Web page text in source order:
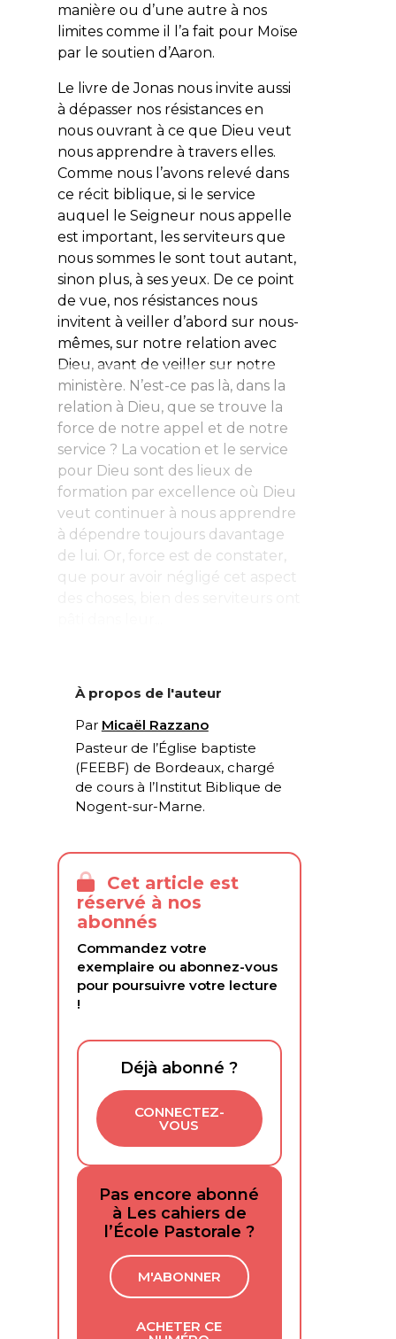
manière ou d’une autre à nos
limites comme il l’a fait pour Moïse
par le soutien d’Aaron.
Le livre de Jonas nous invite aussi
à dépasser nos résistances en
nous ouvrant à ce que Dieu veut
nous apprendre à travers elles.
Comme nous l’avons relevé dans
ce récit biblique, si le service
auquel le Seigneur nous appelle
est important, les serviteurs que
nous sommes le sont tout autant,
sinon plus, à ses yeux. De ce point
de vue, nos résistances nous
invitent à veiller d’abord sur nous-
mêmes, sur notre relation avec
Dieu, avant de veiller sur notre
ministère. N’est-ce pas là, dans la
relation à Dieu, que se trouve la
force de notre appel et de notre
service ? La vocation et le service
pour Dieu sont des lieux de
formation par excellence où Dieu
veut continuer à nous apprendre
à dépendre toujours davantage
de lui. Or, force est de constater,
que pour avoir négligé cet aspect
À propos de l'auteur
Par Micaël Razzano
Pasteur de l’Église baptiste
(FEEBF) de Bordeaux, chargé
de cours à l’Institut Biblique de
Nogent-sur-Marne.
Cet article est
réservé à nos
abonnés
Commandez votre
exemplaire ou abonnez-vous
pour poursuivre votre lecture
!
Déjà abonné ?
CONNECTEZ-
VOUS
Pas encore abonné
à Les cahiers de
l’École Pastorale ?
M'ABONNER
ACHETER CE